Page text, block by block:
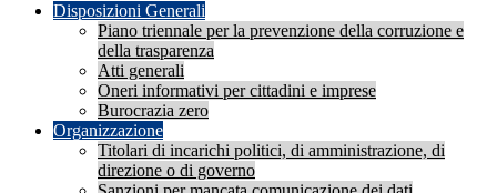
Disposizioni Generali
Piano triennale per la prevenzione della corruzione e
della trasparenza
Atti generali
Oneri informativi per cittadini e imprese
Burocrazia zero
Organizzazione
Titolari di incarichi politici, di amministrazione, di
direzione o di governo